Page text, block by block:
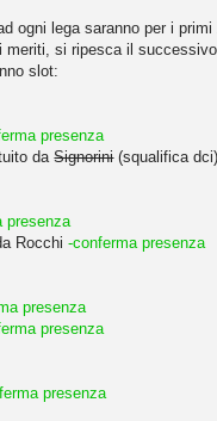
ogni lega saranno per i
meriti, si ripesca il
slot:
presenza
daSignorini(squalifica
presenza
Rocchi-conferma presenza
presenza
presenza
presenza